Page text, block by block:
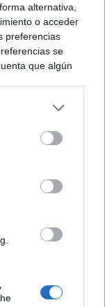
alternativa,
o acceder
preferencias
se
que algún
sus preferencias
en la
or more Google
including but
may click to
in below Google
activados por
que
de